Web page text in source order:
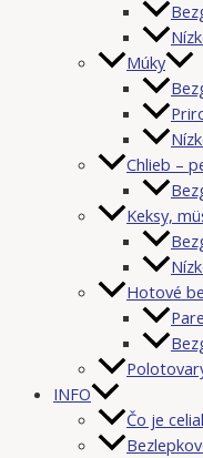
Múky
Chlieb –
Keksy,
Hotové
INFO
Čo je